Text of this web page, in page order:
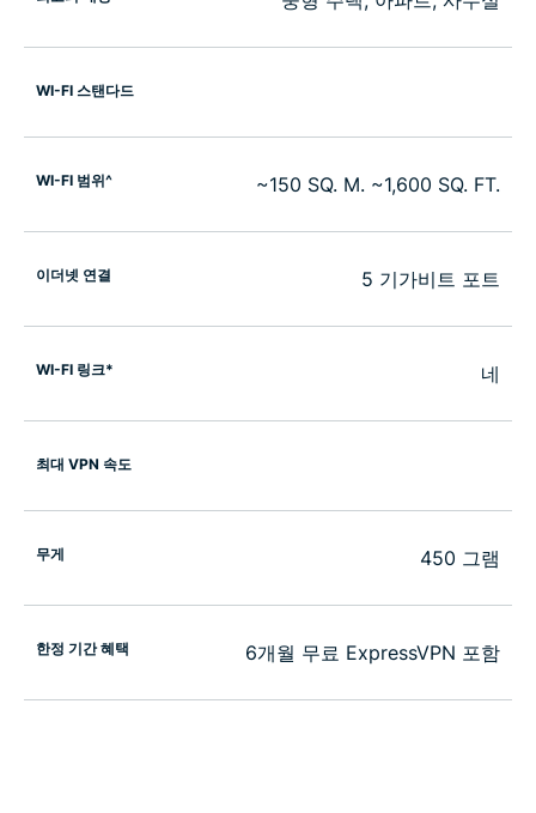
WI-FI 스탠다드
WI-FI 범위^ ~150 SQ. M. ~1,600 SQ. FT.
이더넷 연결 5 기가비트 포트
WI-FI 링크* 네
최대 VPN 속도
무게 450 그램
한정 기간 혜택 6개월 무료 ExpressVPN 포함